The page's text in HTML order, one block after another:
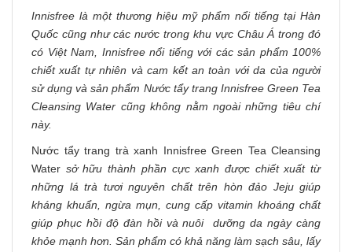
Innisfree là một thương hiệu mỹ phẩm nổi tiếng tại Hàn
Quốc cũng như các nước trong khu vực Châu Á trong đó
có Việt Nam, Innisfree nổi tiếng với các sản phẩm 100%
chiết xuất tự nhiên và cam kết an toàn với da của người
sử dụng và sản phẩm Nước tẩy trang Innisfree Green Tea
Cleansing Water cũng không nằm ngoài những tiêu chí
này.
Nước tẩy trang trà xanh Innisfree Green Tea Cleansing
Water sở hữu thành phần cực xanh được chiết xuất từ
những lá trà tươi nguyên chất trên hòn đảo Jeju giúp
kháng khuẩn, ngừa mụn, cung cấp vitamin khoáng chất
giúp phục hồi độ đàn hồi và nuôi dưỡng da ngày càng
khỏe mạnh hơn. Sản phẩm có khả năng làm sạch sâu, lấy